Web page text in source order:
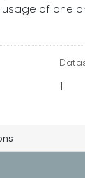
of one
1